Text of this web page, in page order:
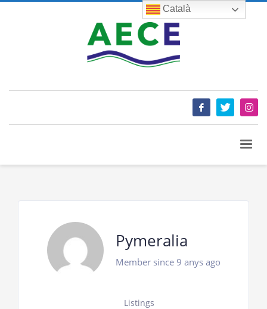
Pymeralia
Member since 9 anys ago
Listings
Català